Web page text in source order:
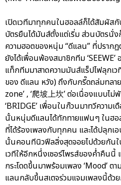
เปิดเวทีมาทุกคนในฮอลล์ก็ได้สัมผัส
บัตรยืนได้มันส์ตั้งแต่เริ่ม ส่วนบัตรนั่ง
ความฮอตของหนุ่ม “ดีแลน” ที่ปรากฏ
ยังได้เพื่อนพ้องสมาชิกทีม ‘SEEWE’
แท็กทีมมาสาดความมันส์แร็ปไฟลุกเว
ของ ดีแลน หวัง) ถึงกับกรี๊ดถล่มทลา
zone’ , ‘爬坡上坎’ ต่อเนื่องแบบไ
‘BRIDGE’ เพื่อนในก๊วนมาทวีความ
นั้นหนุ่มดีแลนได้ทักทายแฟนๆ ในฮอ
ที่ได้ร้องเพลงกับทุกคน และได้ปลุกเ
นั้นคอนทีนิวฟีลลิ่งสุดจอยไปด้วยกันใ
เวทีให้อีกหนึ่งเซอร์ไพรส์ของค่ำคืนนี้
กระโดดขึ้นมาพร้อมเพลง ‘Mood’ ต
แลนกลับขึ้นสเตจร่วมแจมเพลงนี้ด้ว